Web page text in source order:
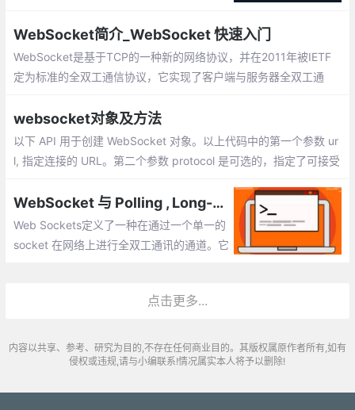
个webdocketd服务器。
WebSocket简介_WebSocket 快速入门
WebSocket是基于TCP的一种新的网络协议，并在2011年被IETF
定为标准的全双工通信协议，它实现了客户端与服务器全双工通
单，允许服务端主动向客户端推送数据。
websocket对象及方法
以下 API 用于创建 WebSocket 对象。以上代码中的第一个参数 ur
l, 指定连接的 URL。第二个参数 protocol 是可选的，指定了可接受
WebSocket 与 Polling , Long-Polling , Streaming 的比较！
Web Sockets定义了一种在通过一个单一的
socket 在网络上进行全双工通讯的通道。它
点击更多...
内容以共享、参考、研究为目的,不存在任何商业目的。其版权属原作者所有,如有
侵权或违规,请与小编联系!情况属实本人将予以删除!